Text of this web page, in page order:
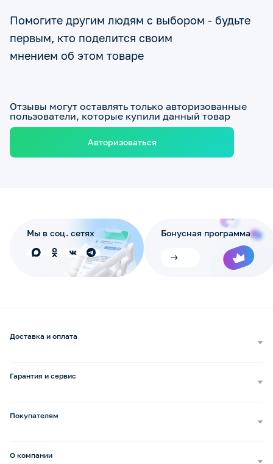
Помогите другим людям с выбором - будьте
первым, кто поделится своим
мнением об этом товаре
Отзывы могут оставлять только авторизованные
пользователи, которые купили данный товар
Авторизоваться
Мы в соц. сетях Бонусная программа
Доставка и оплата
Гарантия и сервис
Сервисные центры по России
Покупателям
О компании